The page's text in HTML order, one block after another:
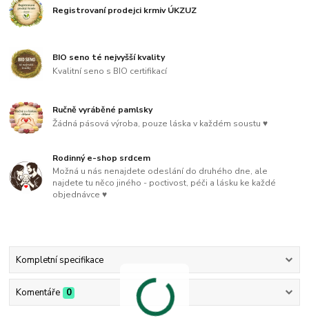
Registrovaní prodejci krmiv ÚKZUZ
BIO seno té nejvyšší kvality
Kvalitní seno s BIO certifikací
Ručně vyráběné pamlsky
Žádná pásová výroba, pouze láska v každém soustu ♥
Rodinný e-shop srdcem
Možná u nás nenajdete odeslání do druhého dne, ale
najdete tu něco jiného - poctivost, péči a lásku ke každé
objednávce ♥
Kompletní specifikace
Komentáře 0